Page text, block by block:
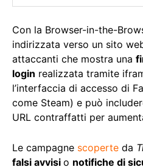
Con la Browser-in-the-
indirizzata verso un sito
attaccanti che mostra una
login realizzata tramite
l’interfaccia di accesso di
come Steam) e può
URL contraffatti per
Le campagne scoperte da
falsi avvisi o notifiche di